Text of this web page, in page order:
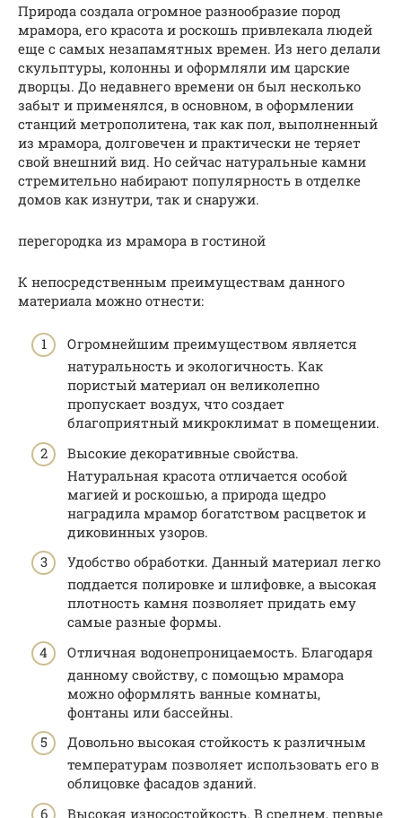
Природа создала огромное разнообразие пород
мрамора, его красота и роскошь привлекала людей
еще с самых незапамятных времен. Из него делали
скульптуры, колонны и оформляли им царские
дворцы. До недавнего времени он был несколько
забыт и применялся, в основном, в оформлении
станций метрополитена, так как пол, выполненный
из мрамора, долговечен и практически не теряет
свой внешний вид. Но сейчас натуральные камни
стремительно набирают популярность в отделке
домов как изнутри, так и снаружи.
перегородка из мрамора в гостиной
К непосредственным преимуществам данного
материала можно отнести:
Огромнейшим преимуществом является
натуральность и экологичность. Как
пористый материал он великолепно
пропускает воздух, что создает
благоприятный микроклимат в помещении.
Высокие декоративные свойства.
Натуральная красота отличается особой
магией и роскошью, а природа щедро
наградила мрамор богатством расцветок и
диковинных узоров.
Удобство обработки. Данный материал легко
поддается полировке и шлифовке, а высокая
плотность камня позволяет придать ему
самые разные формы.
Отличная водонепроницаемость. Благодаря
данному свойству, с помощью мрамора
можно оформлять ванные комнаты,
фонтаны или бассейны.
Довольно высокая стойкость к различным
температурам позволяет использовать его в
облицовке фасадов зданий.
Высокая износостойкость. В среднем, первые